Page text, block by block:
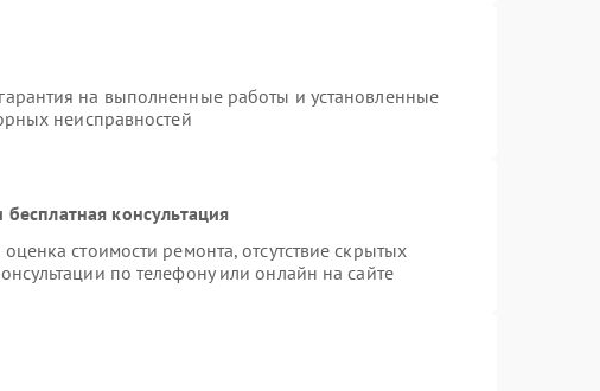
на выполненные работы и установленные
неисправностей
консультация
стоимости ремонта, отсутствие скрытых
по телефону или онлайн на сайте